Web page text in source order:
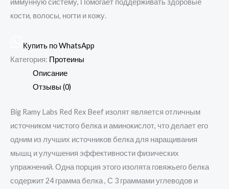
иммунную систему, Помогает поддерживать здоровые
кости, волосы, ногти и кожу.
Купить по WhatsApp
Категория: Протеины
Описание
Отзывы (0)
Big Ramy Labs Red Rex Beef изолят является отличным
источником чистого белка и аминокислот, что делает его
одним из лучших источников белка для наращивания
мышц и улучшения эффективности физических
упражнений. Одна порция этого изолята говяжьего белка
содержит 24 грамма белка , С 3 граммами углеводов и